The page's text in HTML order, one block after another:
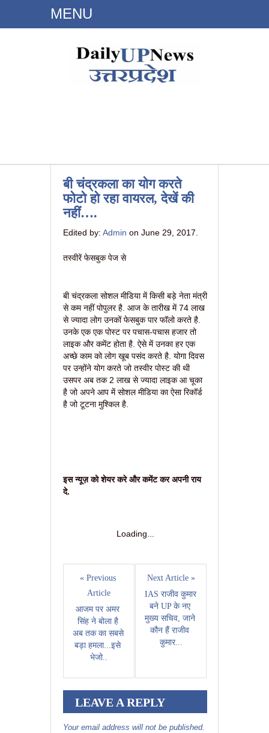
MENU
बी चंद्रकला का योग करते
फोटो हो रहा वायरल, देखें की
नहीं….
Edited by: Admin on June 29, 2017.
तस्वीरें फेसबुक पेज से
बी चंद्रकला सोशल मीडिया में किसी बड़े नेता मंत्री
से कम नहीं पोपुलर है. आज के तारीख में 74 लाख
से ज्यादा लोग उनकों फेसबुक पार फॉलो करते है.
उनके एक एक पोस्ट पर पचास-पचास हजार तो
लाइक और कमेंट होता है. ऐसे में उनका हर एक
अच्छे काम को लोग खूब पसंद करते है. योगा दिवस
पर उन्होंने योग करते जो तस्वीर पोस्ट की थी
उसपर अब तक 2 लाख से ज्यादा लाइक आ चूका
है जो अपने आप में सोशल मीडिया का ऐसा रिकॉर्ड
है जो टूटना मुश्किल है.
इस न्यूज़ को शेयर करे और कमेंट कर अपनी राय
दे.
Loading...
« Previous
Article
आजम पर अमर
सिंह ने बोला है
अब तक का सबसे
बड़ा हमला...इसे
भेजो..
Next Article »
IAS राजीव कुमार
बने UP के नए
मुख्य सचिव, जाने
कौन हैं राजीव
कुमार...
LEAVE A REPLY
Your email address will not be published.